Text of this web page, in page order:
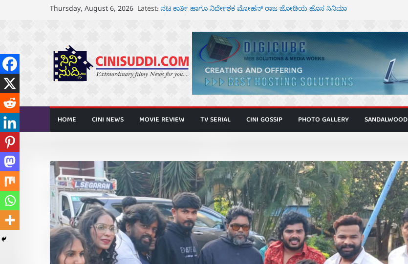
Thursday, August 6, 2026 Latest: ರಾಧಿಕಾ ನಾರಾಯಣ್ ಹಾಗೂ ಮಿತ್ರ ಅಭಿನಯದ “ಮಹಾನ್” ಫಸ್ಟ್ ಲುಕ್
ಸೆ.18 ರಂದು ಶ್ರೀನಗರ ಕಿಟ್ಟಿ – ಮೇಘನಾರಾಜ್ ಅಭಿನಯದ “ಅಮರ್ಥ” ಚಿತ್ರ
ತೆರೆಗೆ
ಬಾದಾಮಿಯಲ್ಲಿ “ಕರ್ಣಾಟಬಲಂ ಅಜೇಯಂ” ಹಾಡಿದ ದೃಶ್ಯ ವೈಭವ
ಆಗಸ್ಟ್ 7 ರಂದು ತನುಷ್ ಶಿವಣ್ಣ ಅಭಿನಯದ ‘ಬಾಸ್’ ಚಿತ್ರ ತೆರೆಗೆ
HOME CINI NEWS MOVIE REVIEW TV SERIAL CINI GOSSIP PHOTO GALLERY SANDALWOOD